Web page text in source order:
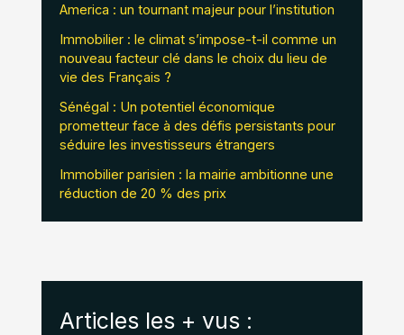
America : un tournant majeur pour l’institution
Immobilier : le climat s’impose-t-il comme un
nouveau facteur clé dans le choix du lieu de
vie des Français ?
Sénégal : Un potentiel économique
prometteur face à des défis persistants pour
séduire les investisseurs étrangers
Immobilier parisien : la mairie ambitionne une
réduction de 20 % des prix
Articles les + vus :